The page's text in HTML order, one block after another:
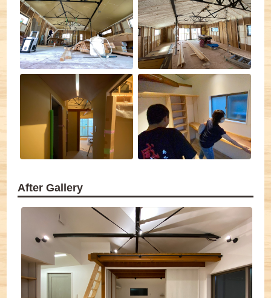
After Gallery